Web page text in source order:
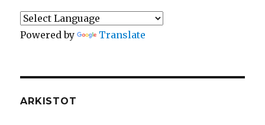
Powered by Translate
ARKISTOT